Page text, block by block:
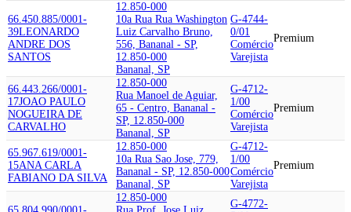
66.450.885/0001-
39LEONARDO
ANDRE DOS
SANTOS
12.850-000
10a Rua Rua Washington
Luiz Carvalho Bruno,
556, Bananal - SP,
12.850-000
Bananal, SP
G-4744-
0/01
Comércio
Varejista
Premium
66.443.266/0001-
17JOAO PAULO
NOGUEIRA DE
CARVALHO
12.850-000
Rua Manoel de Aguiar,
65 - Centro, Bananal -
SP, 12.850-000
Bananal, SP
G-4712-
1/00
Comércio
Varejista
Premium
65.967.619/0001-
15ANA CARLA
FABIANO DA SILVA
12.850-000
10a Rua Sao Jose, 779,
Bananal - SP, 12.850-000
Bananal, SP
G-4712-
1/00
Comércio
Varejista
Premium
12.850-000
G-4772-